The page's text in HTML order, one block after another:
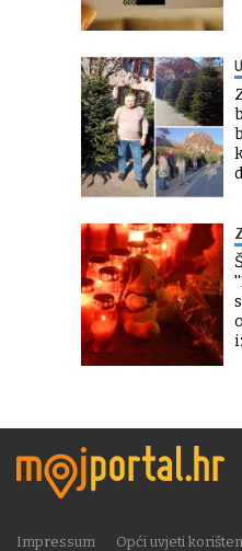
Impressum Opći uvjeti